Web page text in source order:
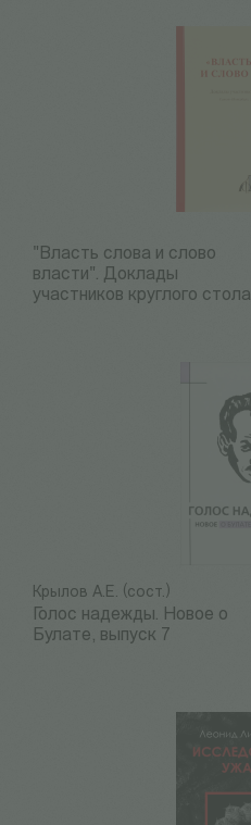
"Власть слова и слово
власти". Доклады
участников круглого стола
Крылов А.Е. (сост.)
Голос надежды. Новое о
Булате, выпуск 7